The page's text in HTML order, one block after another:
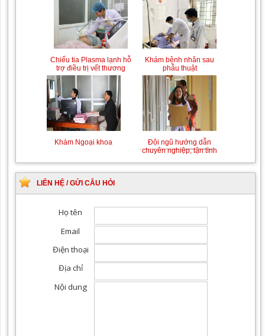
Chiếu tia Plasma lạnh hỗ
trợ điều trị vết thương
Khám bệnh nhân sau
phẫu thuật
Khám Ngoại khoa
Đội ngũ hướng dẫn
chuyên nghiệp, tận tình
LIÊN HỆ / GỬI CÂU HỎI